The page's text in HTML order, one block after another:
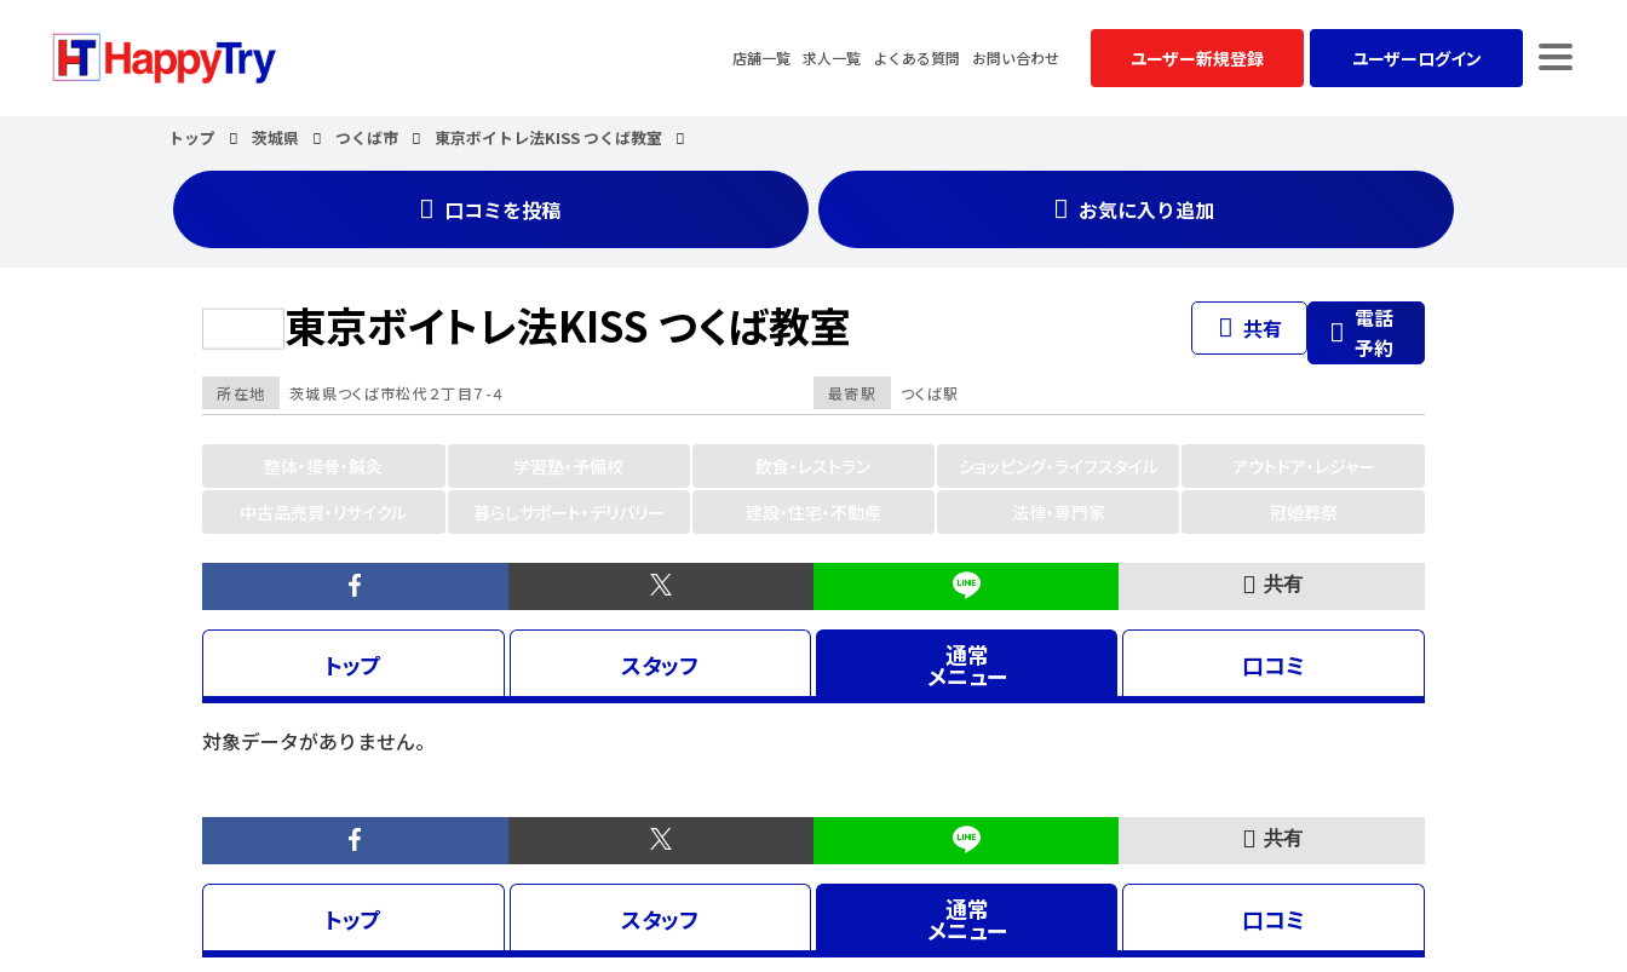
店舗一覧 求人一覧 よくある質問 お問い合わせ ユーザー新規登録 ユーザーログイン
トップ 茨城県 つくば市 東京ボイトレ法KISS つくば教室
口コミを投稿 お気に入り追加
東京ボイトレ法KISS つくば教室 共有
電話
予約
最寄駅 つくば駅
所在地 茨城県つくば市松代２丁目７-４
整体・接骨・鍼灸 学習塾・予備校 飲食・レストラン ショッピング・ライフスタイル
アウトドア・レジャー
中古品売買・リサイクル
暮らしサポート・デリバリー 建設・住宅・不動産 法律・専門家 冠婚葬祭
共有
トップ スタッフ 通常
メニュー 口コミ
対象データがありません。
共有
トップ スタッフ 通常
メニュー 口コミ